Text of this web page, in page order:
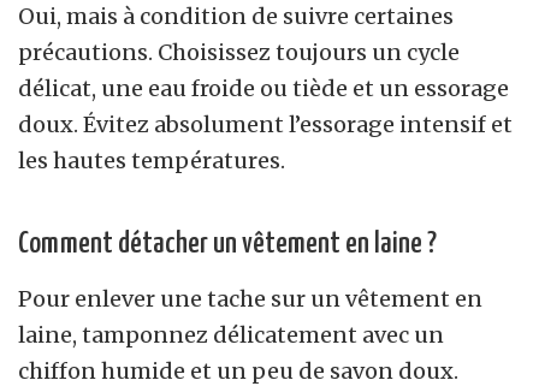
Oui, mais à condition de suivre certaines
précautions. Choisissez toujours un cycle
délicat, une eau froide ou tiède et un essorage
doux. Évitez absolument l’essorage intensif et
les hautes températures.
Comment détacher un vêtement en laine ?
Pour enlever une tache sur un vêtement en
laine, tamponnez délicatement avec un
chiffon humide et un peu de savon doux.